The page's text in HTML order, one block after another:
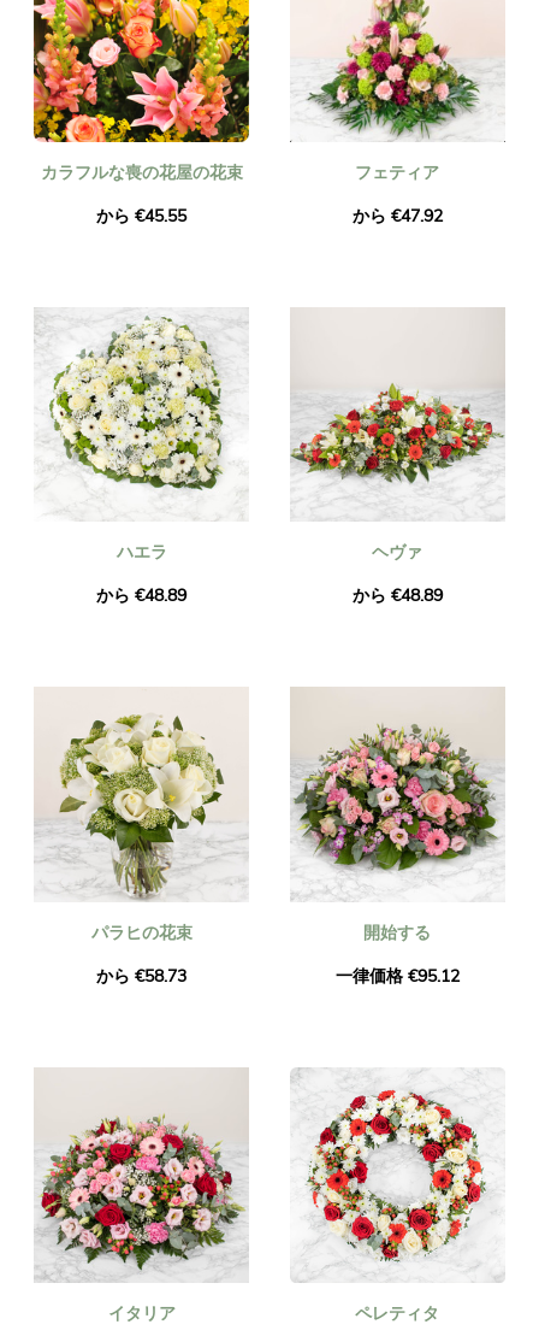
カラフルな喪の花屋の花束
から €45.55
フェティア
から €47.92
ハエラ
から €48.89
ヘヴァ
から €48.89
パラヒの花束
から €58.73
開始する
一律価格 €95.12
イタリア
ペレティタ